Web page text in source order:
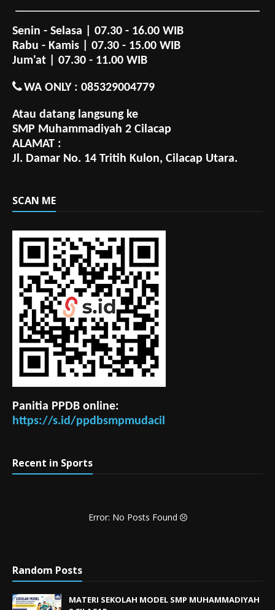
Senin - Selasa | 07.30 - 16.00 WIB
Rabu - Kamis | 07.30 - 15.00 WIB
Jum'at | 07.30 - 11.00 WIB
WA ONLY : 085329004779
Atau datang langsung ke
SMP Muhammadiyah 2 Cilacap
ALAMAT :
Jl. Damar No. 14 Tritih Kulon, Cilacap Utara.
SCAN ME
Panitia PPDB online:
https://s.id/ppdbsmpmudacil
Recent in Sports
Error: No Posts Found
Random Posts
MATERI SEKOLAH MODEL SMP MUHAMMADIYAH